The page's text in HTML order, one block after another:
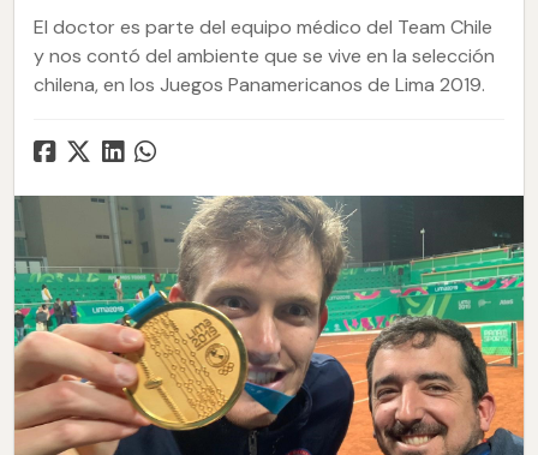
El doctor es parte del equipo médico del Team Chile
y nos contó del ambiente que se vive en la selección
chilena, en los Juegos Panamericanos de Lima 2019.